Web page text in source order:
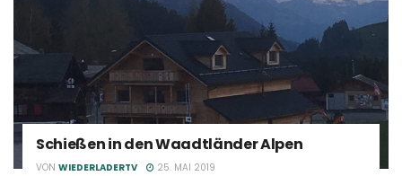
Schießen in den Waadtländer Alpen
VON WIEDERLADERTV 25. MAI 2019